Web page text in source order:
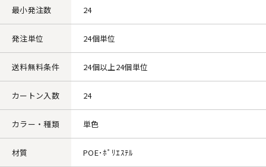
最小発注数 24
発注単位 24個単位
送料無料条件 24個以上24個単位
カートン入数 24
カラー・種類 単色
材質 POE･ﾎﾟﾘｴｽﾃﾙ